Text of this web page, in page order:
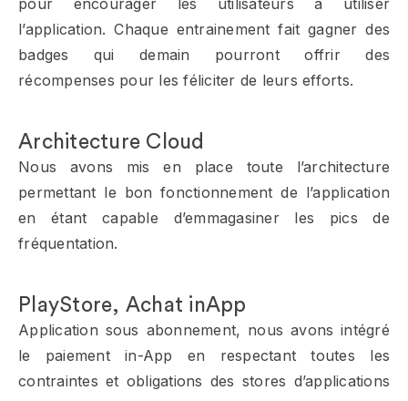
pour encourager les utilisateurs à utiliser
l’application. Chaque entrainement fait gagner des
badges qui demain pourront offrir des
récompenses pour les féliciter de leurs efforts.
Architecture Cloud
Nous avons mis en place toute l’architecture
permettant le bon fonctionnement de l’application
en étant capable d’emmagasiner les pics de
fréquentation.
PlayStore, Achat inApp
Application sous abonnement, nous avons intégré
le paiement in-App en respectant toutes les
contraintes et obligations des stores d’applications